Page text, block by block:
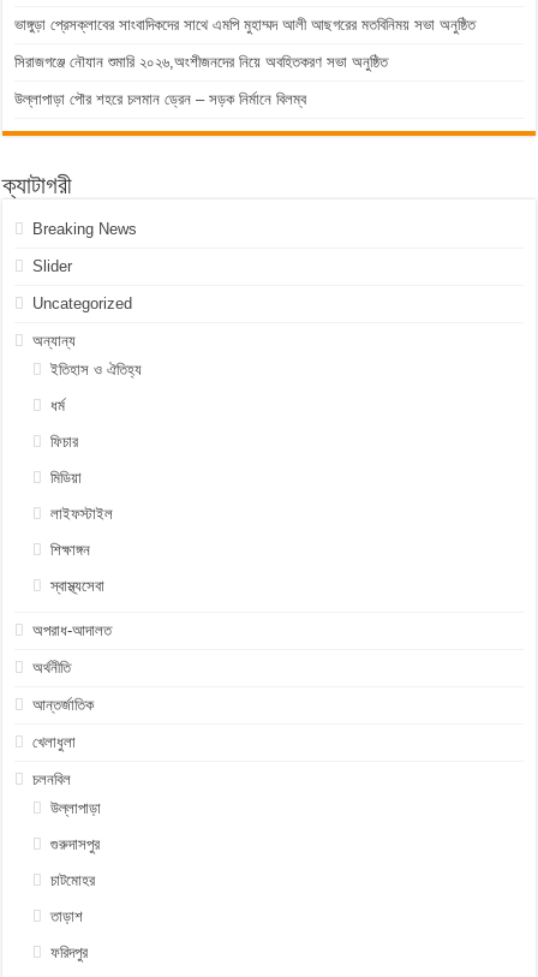
ভাঙ্গুড়া প্রেসক্লাবের সাংবাদিকদের সাথে এমপি মুহাম্মদ আলী আছগরের মতবিনিময় সভা অনুষ্ঠিত
সিরাজগঞ্জে নৌযান শুমারি ২০২৬,অংশীজনদের নিয়ে অবহিতকরণ সভা অনুষ্ঠিত
উল্লাপাড়া পৌর শহরে চলমান ড্রেন – সড়ক নির্মানে বিলম্ব
ক্যাটাগরী
Breaking News
Slider
Uncategorized
অন্যান্য
ইতিহাস ও ঐতিহ্য
ধর্ম
ফিচার
মিডিয়া
লাইফস্টাইল
শিক্ষাঙ্গন
স্বাস্থ্যসেবা
অপরাধ-আদালত
অর্থনীতি
আন্তর্জাতিক
খেলাধুলা
চলনবিল
উল্লাপাড়া
গুরুদাসপুর
চাটমোহর
তাড়াশ
ফরিদপুর